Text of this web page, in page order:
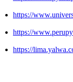
https://
https://
https://